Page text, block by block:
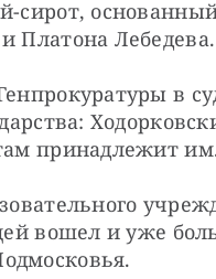
сирот,
Платона Лебедева.
в
принадлежит
вошел и уже